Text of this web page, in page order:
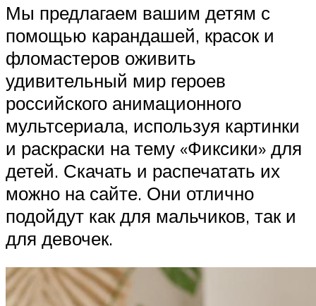
Мы предлагаем вашим детям с
помощью карандашей, красок и
фломастеров оживить
удивительный мир героев
российского анимационного
мультсериала, используя картинки
и раскраски на тему «Фиксики» для
детей. Скачать и распечатать их
можно на сайте. Они отлично
подойдут как для мальчиков, так и
для девочек.